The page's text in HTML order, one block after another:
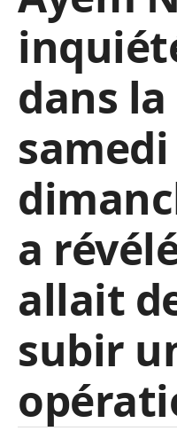
dans
samedi
a
allait
subir